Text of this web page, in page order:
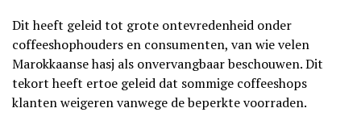
Dit heeft geleid tot grote ontevredenheid onder
coffeeshophouders en consumenten, van wie velen
Marokkaanse hasj als onvervangbaar beschouwen. Dit
tekort heeft ertoe geleid dat sommige coffeeshops
klanten weigeren vanwege de beperkte voorraden.